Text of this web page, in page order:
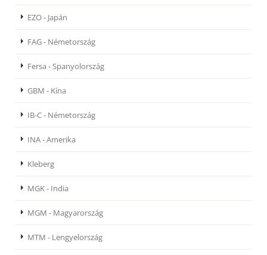
EZO - Japán
FAG - Németország
Fersa - Spanyolország
GBM - Kína
IB-C - Németország
INA - Amerika
Kleberg
MGK - India
MGM - Magyarország
MTM - Lengyelország